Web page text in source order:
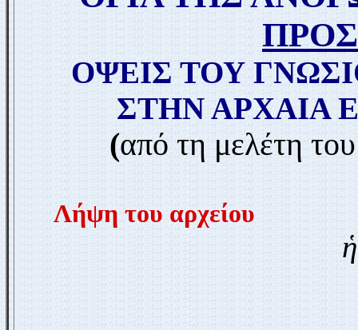
ΟΨΕΙΣ ΤΟΥ
ΣΤΗΝ ΑΡΧΑΙΑ
(από τη μελέτη του
Λήψη του αρχείου